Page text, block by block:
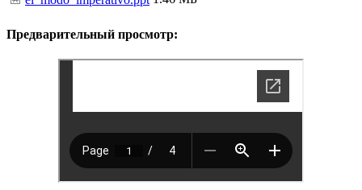
Предварительный просмотр: